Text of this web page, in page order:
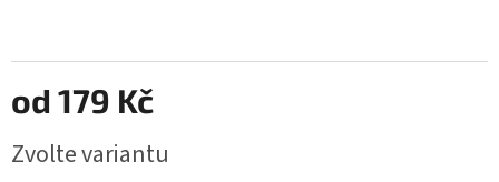
od 179 Kč
Zvolte variantu